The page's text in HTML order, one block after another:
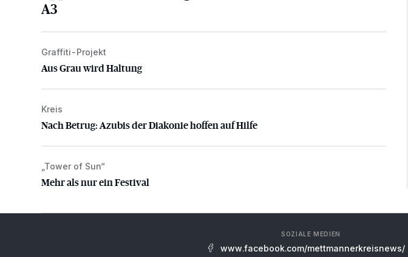
A3
Aus Grau wird Haltung
Graffiti-Projekt
Aus Grau wird Haltung
Nach Betrug: Azubis der Diakonie hoffen auf Hilfe
Kreis
Nach Betrug: Azubis der Diakonie hoffen auf Hilfe
Mehr als nur ein Festival
„Tower of Sun“
Mehr als nur ein Festival
SOZIALE MEDIEN
www.facebook.com/mettmannerkreisnews/